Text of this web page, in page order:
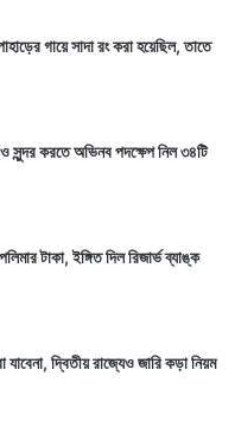
গায়ে সাদা রং করা হয়েছিল, তাতে
করতে অভিনব পদক্ষেপ নিল ৩৪টি
টাকা, ইঙ্গিত দিল রিজার্ভ ব্যাঙ্ক
যাবেনা, দ্বিতীয় রাজ্যেও জারি কড়া নিয়ম